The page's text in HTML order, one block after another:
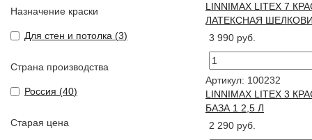
Назначение краски
Для стен и потолка (3)
Страна производства
Россия (40)
Старая цена
LINNIMAX LITEX 7
ЛАТЕКСНАЯ
3 990 руб.
Артикул: 100232
LINNIMAX LITEX 3
БАЗА 1 2,5 Л
2 290 руб.